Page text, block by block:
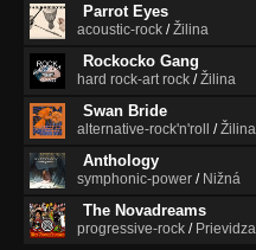
Parrot Eyes
acoustic-rock /Žilina
Rockocko Gang
hard rock-art rock /Žilina
Swan Bride
alternative-rock'n'roll /Žilina
Anthology
symphonic-power / Nižná
The Novadreams
progressive-rock / Prievidza